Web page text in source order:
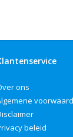
ons
beleid